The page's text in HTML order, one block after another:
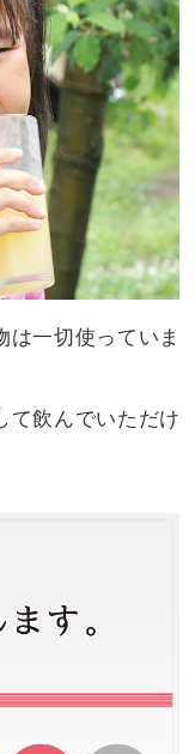
は一切使っていま
て飲んでいただけ